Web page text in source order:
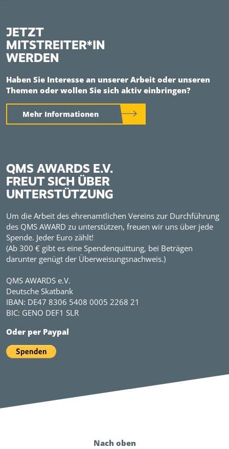
JETZT
MITSTREITER*IN
WERDEN
Haben Sie Interesse an unserer Arbeit oder unseren
Themen oder wollen Sie sich aktiv einbringen?
Mehr Informationen
QMS AWARDS E.V.
FREUT SICH ÜBER
UNTERSTÜTZUNG
Um die Arbeit des ehrenamtlichen Vereins zur Durchführung
des QMS AWARD zu unterstützen, freuen wir uns über jede
Spende. Jeder Euro zählt!
(Ab 300 € gibt es eine Spendenquittung, bei Beträgen
darunter genügt der Überweisungsnachweis.)
QMS AWARDS e.V.
Deutsche Skatbank
IBAN: DE47 8306 5408 0005 2268 21
BIC: GENO DEF1 SLR
Oder per Paypal
Nach oben